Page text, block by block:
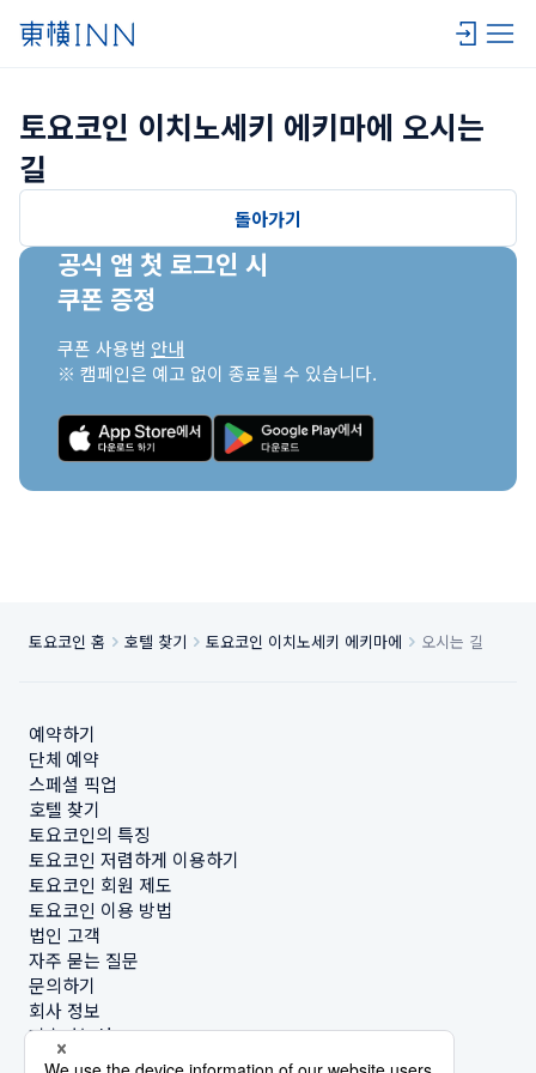
토요코인 이치노세키 에키마에 오시는
길
돌아가기
공식 앱 첫 로그인 시
쿠폰 증정
쿠폰 사용법 안내
※ 캠페인은 예고 없이 종료될 수 있습니다.
토요코인 홈 호텔 찾기 토요코인 이치노세키 에키마에 오시는 길
예약하기
단체 예약
스페셜 픽업
호텔 찾기
토요코인의 특징
토요코인 저렴하게 이용하기
토요코인 회원 제도
토요코인 이용 방법
법인 고객
자주 묻는 질문
문의하기
회사 정보
지속가능성